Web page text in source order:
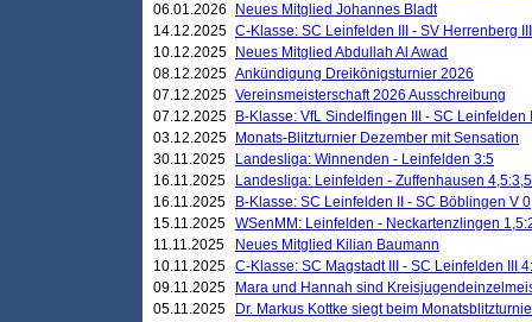
06.01.2026
Neues Mitglied Johannes Bladt
14.12.2025 C-Klasse: SC Leinfelden III - SV Herrenberg
10.12.2025
Neues Mitglied Abdullah Al Awad
08.12.2025 Ankündigung Dreikönigsturnier 2026
07.12.2025 Vereinsmeisterschaft 2026 Ausschreibung
07.12.2025
B-Klasse: VfL Sindelfingen III - SC Leinfelden
03.12.2025
Monats-Blitzturnier Dezember mit Sensation
30.11.2025
Landesliga: Winnenden - Leinfelden 3:5
16.11.2025
Landesliga: Leinfelden - Zuffenhausen 4,5:3,5
16.11.2025
B-Klasse: SC Leinfelden II - SC Böblingen V
15.11.2025 WSenMM: Leinfelden - Neckartenzlingen
11.11.2025
Neues Mitglied Kilian Baumann
10.11.2025 C-Klasse: SC Magstadt III - SC Leinfelden III
09.11.2025
Mara und Hannah sind
05.11.2025
Dr. Markus Kottke siegt beim